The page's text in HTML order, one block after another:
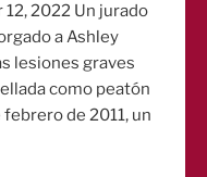
2022 Un jurado
a Ashley
lesiones graves
como peatón
febrero de 2011, un